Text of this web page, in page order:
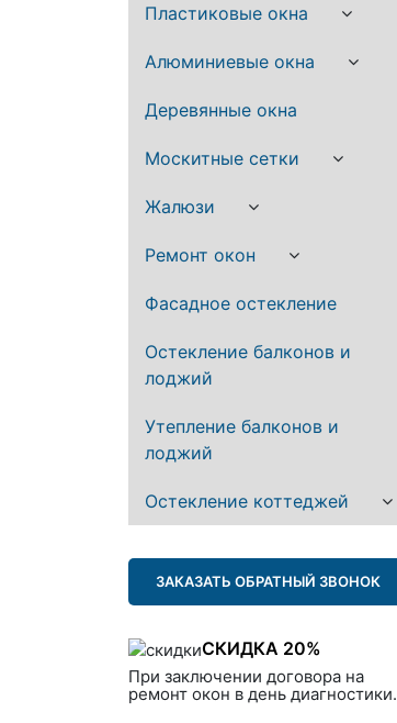
Пластиковые окна
Алюминиевые окна
Деревянные окна
Москитные сетки
Жалюзи
Ремонт окон
Фасадное остекление
Остекление балконов и
лоджий
Утепление балконов и
лоджий
Остекление коттеджей
ЗАКАЗАТЬ ОБРАТНЫЙ ЗВОНОК
СКИДКА 20%
При заключении договора на
ремонт окон в день диагностики.